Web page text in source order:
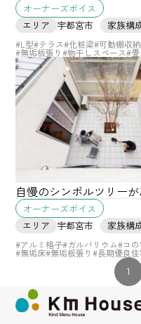
オーナーズボイス
エリア
宇都宮市 家族構
#L型#テラス#化粧梁#可動棚収納
#無垢板張り#物干しスペース#
自慢のシンボルツリー
オーナーズボイス
エリア
宇都宮市 家族構
#アルミ格子#ガルバリウム#コ
#無垢床#無垢板張り#長期優良
1